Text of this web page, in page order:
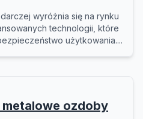
wyróżnia się na rynku
technologii, które
użytkowania....
metalowe ozdoby